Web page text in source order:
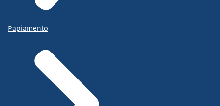
Papiamento